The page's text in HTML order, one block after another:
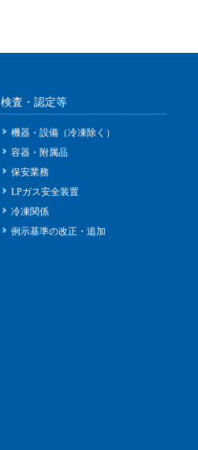
検査・認定等
機器・設備（冷凍除く）
容器・附属品
保安業務
LPガス安全装置
冷凍関係
例示基準の改正・追加